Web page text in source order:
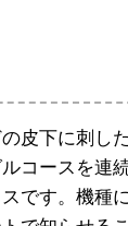
皮下に刺し
コースを連
です。機種